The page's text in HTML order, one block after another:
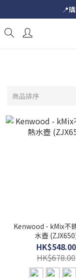
📍
📍
🎟️即
📍
商品排序
Kenwood - kMix不
水壺
HK$548.00
HK$678.00